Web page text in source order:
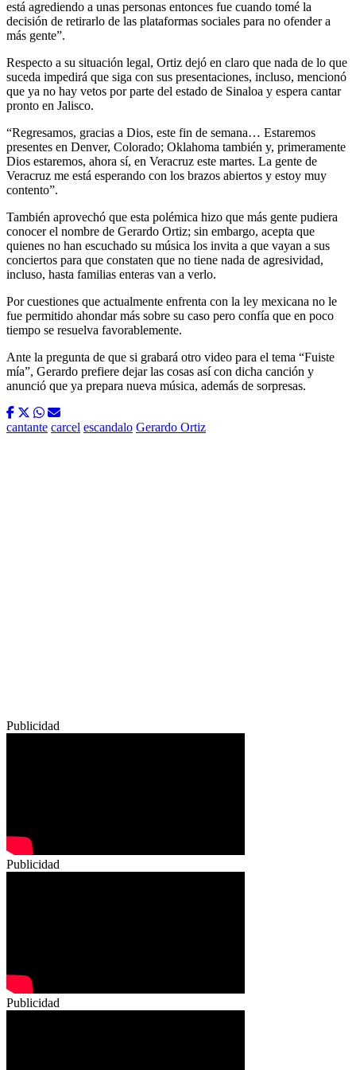
está agrediendo a unas personas entonces fue cuando tomé la
decisión de retirarlo de las plataformas sociales para no ofender a
más gente”.
Respecto a su situación legal, Ortiz dejó en claro que nada de lo que
suceda impedirá que siga con sus presentaciones, incluso, mencionó
que ya no hay vetos por parte del estado de Sinaloa y espera cantar
pronto en Jalisco.
“Regresamos, gracias a Dios, este fin de semana… Estaremos
presentes en Denver, Colorado; Oklahoma también y, primeramente
Dios estaremos, ahora sí, en Veracruz este martes. La gente de
Veracruz me está esperando con los brazos abiertos y estoy muy
contento”.
También aprovechó que esta polémica hizo que más gente pudiera
conocer el nombre de Gerardo Ortiz; sin embargo, acepta que
quienes no han escuchado su música los invita a que vayan a sus
conciertos para que constaten que no tiene nada de agresividad,
incluso, hasta familias enteras van a verlo.
Por cuestiones que actualmente enfrenta con la ley mexicana no le
fue permitido ahondar más sobre su caso pero confía que en poco
tiempo se resuelva favorablemente.
Ante la pregunta de que si grabará otro video para el tema “Fuiste
mía”, Gerardo prefiere dejar las cosas así con dicha canción y
anunció que ya prepara nueva música, además de sorpresas.
cantante carcel escandalo Gerardo Ortiz
Publicidad
Publicidad
Publicidad